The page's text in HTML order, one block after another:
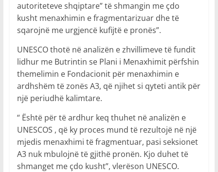
autoriteteve shqiptare” të shmangin me çdo
kusht menaxhimin e fragmentarizuar dhe të
sqarojnë me urgjencë kufijtë e pronës”.
UNESCO thotë në analizën e zhvillimeve të fundit
lidhur me Butrintin se Plani i Menaxhimit përfshin
themelimin e Fondacionit për menaxhimin e
ardhshëm të zonës A3, që njihet si qyteti antik për
një periudhë kalimtare.
“ Është për të ardhur keq thuhet në analizën e
UNESCOS , që ky proces mund të rezultojë në një
mjedis menaxhimi të fragmentuar, pasi seksionet
A3 nuk mbulojnë të gjithë pronën. Kjo duhet të
shmanget me çdo kusht”, vlerëson UNESCO.